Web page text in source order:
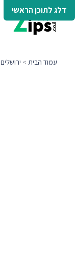
דלג לתוכן הראשי
עמוד הבית > ירושלים